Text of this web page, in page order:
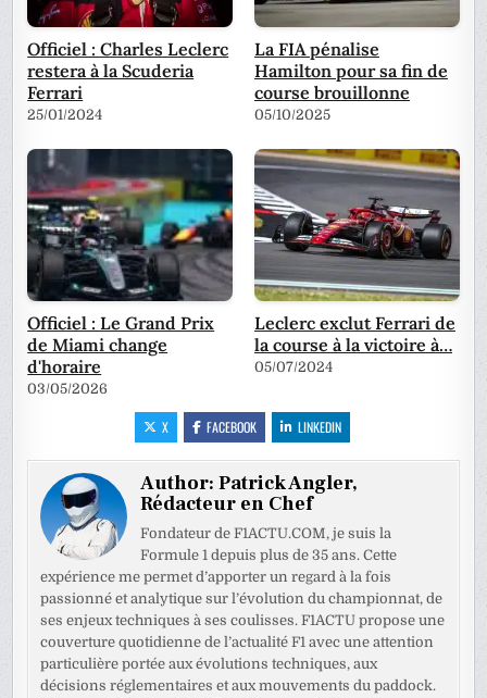
Officiel : Charles Leclerc
restera à la Scuderia
Ferrari
25/01/2024
La FIA pénalise
Hamilton pour sa fin de
course brouillonne
05/10/2025
Officiel : Le Grand Prix
de Miami change
d'horaire
03/05/2026
Leclerc exclut Ferrari de
la course à la victoire à…
05/07/2024
X FACEBOOK LINKEDIN
Author:Patrick Angler,
Rédacteur en Chef
Fondateur de F1ACTU.COM, je suis la
Formule 1 depuis plus de 35 ans. Cette
expérience me permet d’apporter un regard à la fois
passionné et analytique sur l’évolution du championnat, de
ses enjeux techniques à ses coulisses. F1ACTU propose une
couverture quotidienne de l’actualité F1 avec une attention
particulière portée aux évolutions techniques, aux
décisions réglementaires et aux mouvements du paddock.